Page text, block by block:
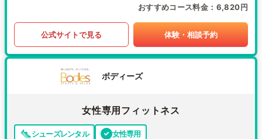
おすすめコース料金 6,820円
公式サイトで見る 体験・相談予約
ボディーズ
女性専用フィットネス
シューズレンタル 女性専用